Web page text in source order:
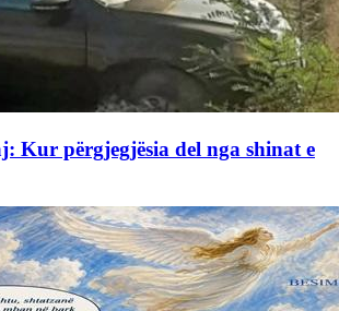
Kur përgjegjësia del nga shinat e